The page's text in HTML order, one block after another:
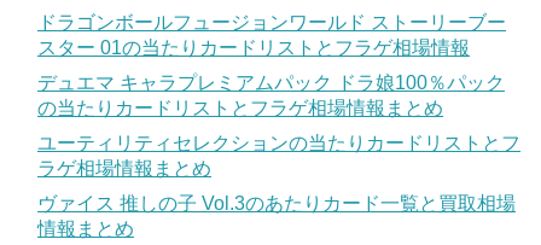
ドラゴンボールフュージョンワールド ストーリーブー
スター 01の当たりカードリストとフラゲ相場情報
デュエマ キャラプレミアムパック ドラ娘100％パック
の当たりカードリストとフラゲ相場情報まとめ
ユーティリティセレクションの当たりカードリストとフ
ラゲ相場情報まとめ
ヴァイス 推しの子 Vol.3のあたりカード一覧と買取相場
情報まとめ